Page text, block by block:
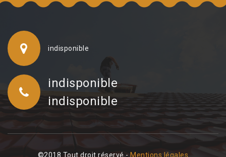
indisponible
indisponible
indisponible
©2018 Tout droit réservé - Mentions légales